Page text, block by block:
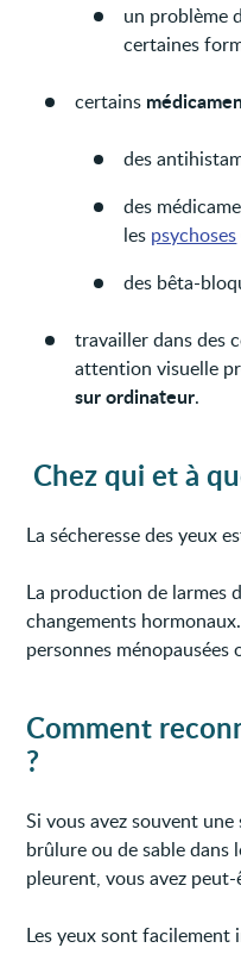
un problème
certaines
certains
des
des
les psychoses
des bêta-
travailler dans des
attention visuelle
sur ordinateur.
Chez qui et à
La sécheresse des yeux
La production de larmes
changements
personnes ménopausées
Comment
?
Si vous avez souvent
brûlure ou de sable dans
pleurent, vous avez peut-
Les yeux sont facilement